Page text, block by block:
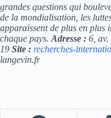
grandes questions qui
de la mondialisation, les
apparaissent de plus en plus
chaque pays. Adresse : 6,
19 Site : recherches-
langevin.fr